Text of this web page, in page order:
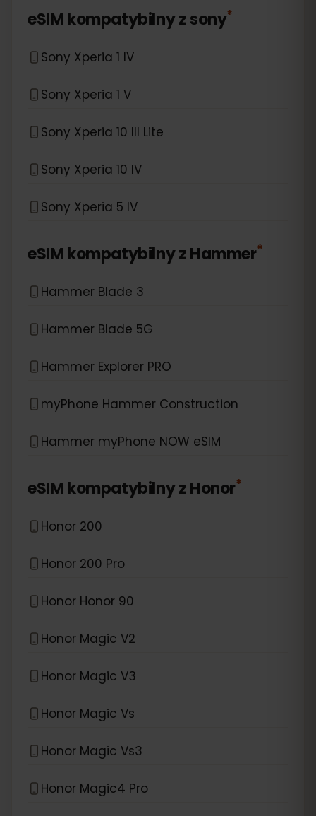
eSIM kompatybilny zsony*
Sony Xperia 1 IV
Sony Xperia 1 V
Sony Xperia 10 III Lite
Sony Xperia 10 IV
Sony Xperia 5 IV
eSIM kompatybilny zHammer*
Hammer Blade 3
Hammer Blade 5G
Hammer Explorer PRO
myPhone Hammer Construction
Hammer myPhone NOW eSIM
eSIM kompatybilny zHonor*
Honor 200
Honor 200 Pro
Honor Honor 90
Honor Magic V2
Honor Magic V3
Honor Magic Vs
Honor Magic Vs3
Honor Magic4 Pro